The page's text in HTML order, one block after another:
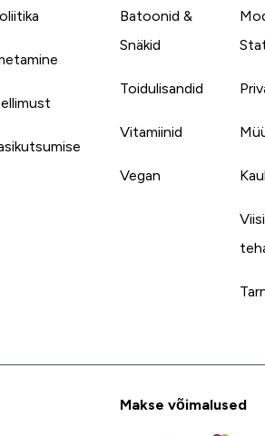
Batoonid &
Snäkid
Toidulisandid
Vitamiinid
Vegan
Makse võimalused